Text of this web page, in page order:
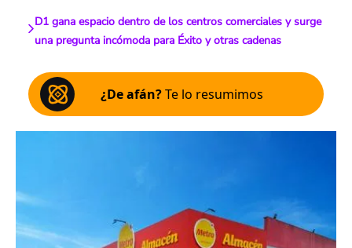
D1 gana espacio dentro de los centros comerciales y surge
una pregunta incómoda para Éxito y otras cadenas
¿De afán?Te lo resumimos